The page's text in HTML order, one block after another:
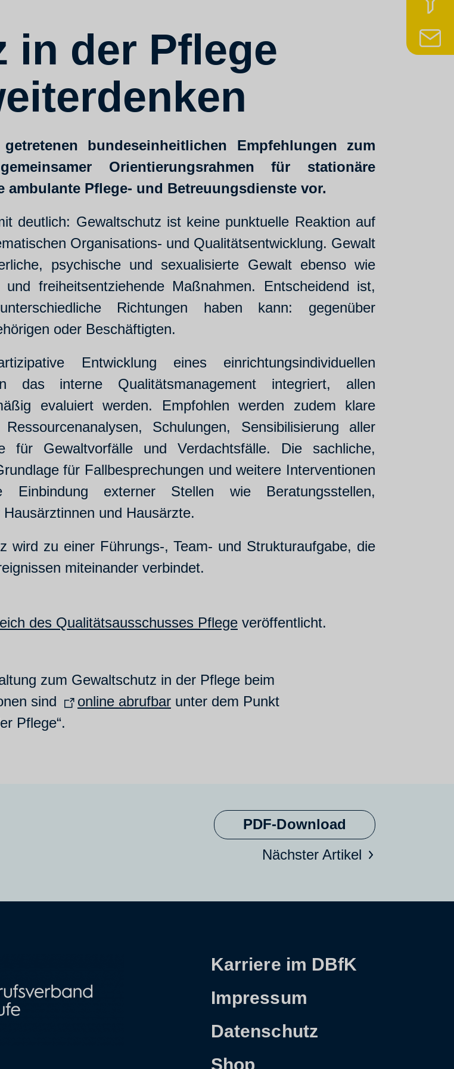
in der Pflege
bundeseinheitlichen Empfehlungen zum
Orientierungsrahmen für stationäre
Pflege- und Betreuungsdienste vor.
deutlich: Gewaltschutz ist keine punktuelle Reaktion auf
Organisations- und Qualitätsentwicklung. Gewalt
psychische und sexualisierte Gewalt ebenso wie
freiheitsentziehende Maßnahmen. Entscheidend ist,
Richtungen haben kann: gegenüber
oder Beschäftigten.
Entwicklung eines einrichtungsindividuellen
das interne Qualitätsmanagement integriert, allen
evaluiert werden. Empfohlen werden zudem klare
Schulungen, Sensibilisierung aller
für Gewaltvorfälle und Verdachtsfälle. Die sachliche,
für Fallbesprechungen und weitere Interventionen
externer Stellen wie Beratungsstellen,
und Hausärzte.
wird zu einer Führungs-, Team- und Strukturaufgabe, die
miteinander verbindet.
des Qualitätsausschusses Pflege veröffentlicht.
zum Gewaltschutz in der Pflege beim
sind
online abrufbar unter dem Punkt
Pflege“.
PDF-Download
Nächster Artikel
Karriere im DBfK
Impressum
Datenschutz
Shop